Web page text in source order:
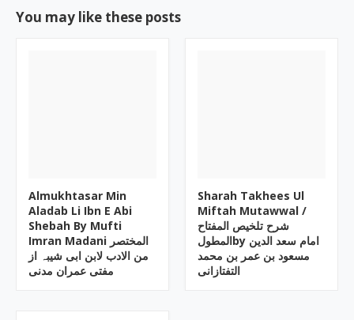
You may like these posts
Almukhtasar Min
Aladab Li Ibn E Abi
Shebah By Mufti
Imran Madani المختصر
من الادب لابن ابی شیبہ از
مفتی عمران مدنی
Sharah Takhees Ul
Miftah Mutawwal /
شرح تلخیص المفتاح
المطولby امام سعد الدین
مسعود بن عمر بن محمد
التفتازانی